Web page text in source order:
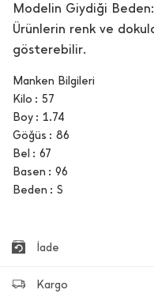
Modelin Giydiği
Ürünlerin renk ve
gösterebilir.
Manken Bilgileri
Kilo
57
Boy
1.74
Göğüs
86
Bel
67
Basen
96
Beden
S
İade
Kargo